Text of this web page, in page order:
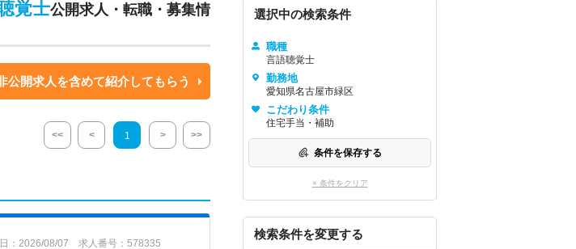
覚士公開求人・転職・募集情
公開求人を含めて紹介してもらう
<< < 1 > >>
：2026/08/07 求人番号：578335
選択中の検索条件
職種
言語聴覚士
勤務地
愛知県名古屋市緑区
こだわり条件
住宅手当・補助
条件を保存する
× 条件をクリア
検索条件を変更する